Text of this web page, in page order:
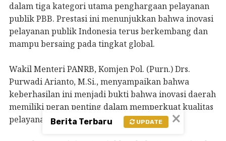
dalam tiga kategori utama penghargaan pelayanan
publik PBB. Prestasi ini menunjukkan bahwa inovasi
pelayanan publik Indonesia terus berkembang dan
mampu bersaing pada tingkat global.
Wakil Menteri PANRB, Komjen Pol. (Purn.) Drs.
Purwadi Arianto, M.Si., menyampaikan bahwa
keberhasilan ini menjadi bukti bahwa inovasi daerah
memiliki peran penting dalam memperkuat kualitas
pelayanan publik nasional.
×
Berita Terbaru UPDATE